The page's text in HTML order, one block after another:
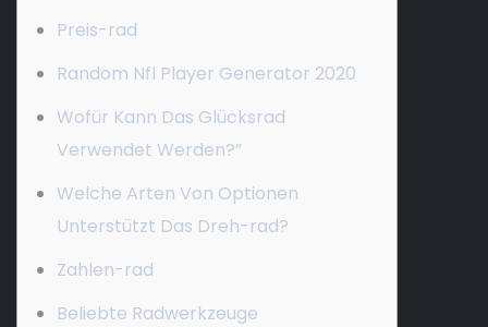
Preis-rad
Random Nfl Player Generator 2020
Wofür Kann Das Glücksrad
Verwendet Werden?”
Welche Arten Von Optionen
Unterstützt Das Dreh-rad?
Zahlen-rad
Beliebte Radwerkzeuge